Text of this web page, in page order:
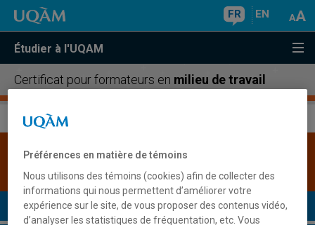
FR EN
Étudier à l'UQAM
Certificat pour formateurs en milieu de travail
Une version plus récente de ce programme est
disponible. Cliquez ici pour la consulter
Présentation du programme
Préférences en matière de témoins
Nous utilisons des témoins (cookies) afin de collecter des
informations qui nous permettent d’améliorer votre
expérience sur le site, de vous proposer des contenus vidéo,
d’analyser les statistiques de fréquentation, etc. Vous